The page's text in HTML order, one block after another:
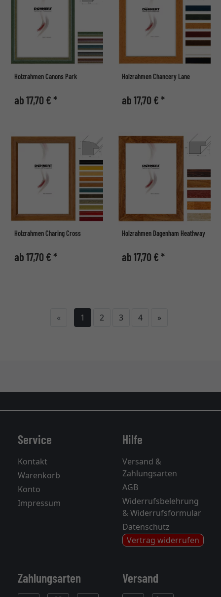
Holzrahmen Canons Park
ab 17,70 € *
Holzrahmen Chancery Lane
ab 17,70 € *
Holzrahmen Charing Cross
ab 17,70 € *
Holzrahmen Dagenham Heathway
ab 17,70 € *
« 1 2 3 4 »Weiter
Service
Kontakt
Warenkorb
Konto
Impressum
Hilfe
Versand &
Zahlungsarten
AGB
Widerrufsbelehrung
& Widerrufsformular
Datenschutz
Vertrag widerrufen
Zahlungsarten Versand